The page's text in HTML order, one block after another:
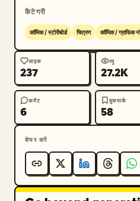
कैटेगरी
कॉमिक / स्टोरीबोर्ड चित्रण कॉमिक / ग्राफिक
लाइक
237
व्यू
27.2K
कमेंट
6
बुकमार्क
58
शेयर करें